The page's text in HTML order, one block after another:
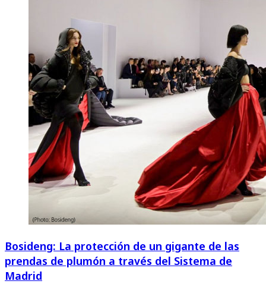
Bosideng: La protección de un gigante de las
prendas de plumón a través del Sistema de
Madrid